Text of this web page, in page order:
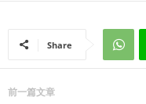
Share
前一篇文章